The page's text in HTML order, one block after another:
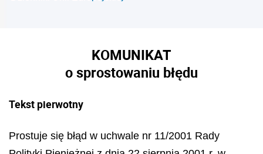
KOMUNIKAT
o sprostowaniu błędu
Tekst pierwotny
Prostuje się błąd w uchwale nr 11/2001 Rady